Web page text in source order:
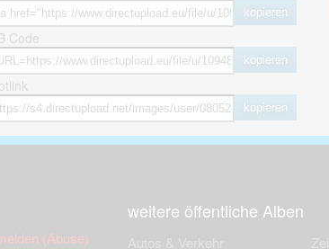
kopieren
Code
kopieren
kopieren
(Abuse)
weitere öffentliche Alben